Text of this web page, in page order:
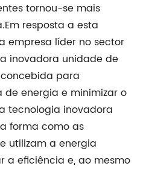
tornou-se mais
resposta a esta
empresa líder no sector
inovadora unidade de
para
energia e minimizar o
tecnologia inovadora
forma como as
utilizam a energia
a eficiência e, ao mesmo